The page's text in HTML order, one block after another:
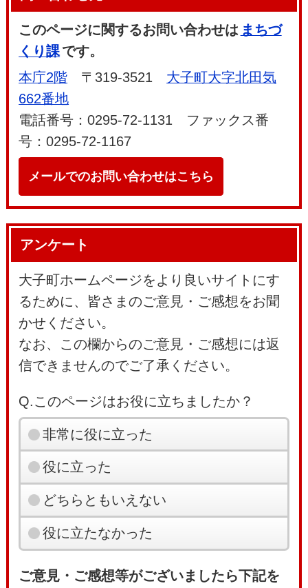
このページに関するお問い合わせは まちづ
くり課です。
本庁2階 〒319-3521 大子町大字北田気
662番地
電話番号：0295-72-1131 ファックス番
号：0295-72-1167
メールでのお問い合わせはこちら
アンケート
大子町ホームページをより良いサイトにす
るために、皆さまのご意見・ご感想をお聞
かせください。
なお、この欄からのご意見・ご感想には返
信できませんのでご了承ください。
Q.このページはお役に立ちましたか？
非常に役に立った
役に立った
どちらともいえない
役に立たなかった
ご意見・ご感想等がございましたら下記を